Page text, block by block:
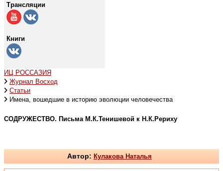
Трансляции
Книги
ИЦ РОССАЗИЯ
Журнал Восход
Статьи
Имена, вошедшие в историю эволюции человечества
СОДРУЖЕСТВО. Письма М.К.Тенишевой к Н.К.Рериху
Автор: Кулакова Наталья